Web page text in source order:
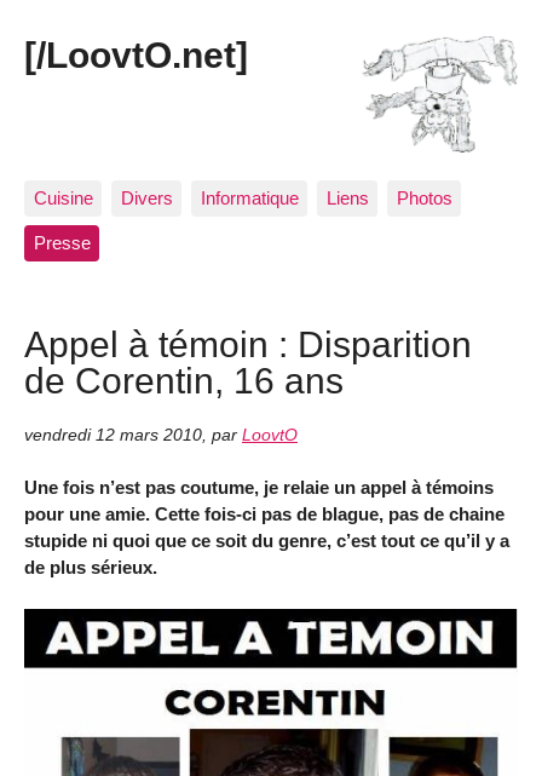
[/LoovtO.net]
Cuisine Divers Informatique Liens Photos
Presse
Appel à témoin : Disparition
de Corentin, 16 ans
vendredi 12 mars 2010 par LoovtO
Une fois n’est pas coutume, je relaie un appel à témoins
pour une amie. Cette fois-ci pas de blague, pas de chaine
stupide ni quoi que ce soit du genre, c’est tout ce qu’il y a
de plus sérieux.